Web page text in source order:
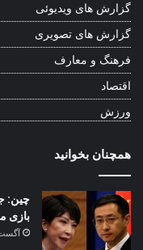
گزارش های ویدیوئی
گزارش های تصویری
فرهنگ و معارف
اقتصاد
ورزش
همچنان بخوانید
چین:
بازی
آگست 8,